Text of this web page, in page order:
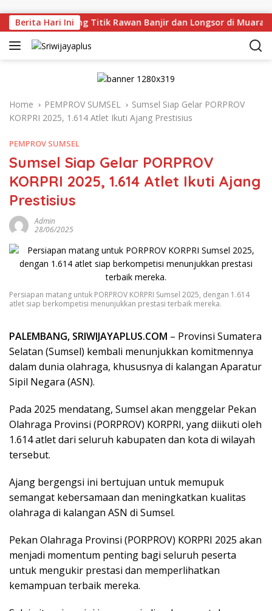
Berita Hari Ini
Tinjau Langsung Titik Rawan Banjir dan Longsor di Muara
Home PEMPROV SUMSEL
Sumsel Siap Gelar PORPROV
KORPRI 2025, 1.614 Atlet Ikuti Ajang Prestisius
PEMPROV SUMSEL
Sumsel Siap Gelar PORPROV
KORPRI 2025, 1.614 Atlet Ikuti Ajang
Prestisius
Admin
28/06/2025
Persiapan matang untuk PORPROV KORPRI Sumsel 2025, dengan 1.614
atlet siap berkompetisi menunjukkan prestasi terbaik mereka.
PALEMBANG, SRIWIJAYAPLUS.COM – Provinsi Sumatera
Selatan (Sumsel) kembali menunjukkan komitmennya
dalam dunia olahraga, khususnya di kalangan Aparatur
Sipil Negara (ASN).
Pada 2025 mendatang, Sumsel akan menggelar Pekan
Olahraga Provinsi (PORPROV) KORPRI, yang diikuti oleh
1.614 atlet dari seluruh kabupaten dan kota di wilayah
tersebut.
Ajang bergengsi ini bertujuan untuk memupuk
semangat kebersamaan dan meningkatkan kualitas
olahraga di kalangan ASN di Sumsel.
Pekan Olahraga Provinsi (PORPROV) KORPRI 2025 akan
menjadi momentum penting bagi seluruh peserta
untuk mengukir prestasi dan memperlihatkan
kemampuan terbaik mereka.